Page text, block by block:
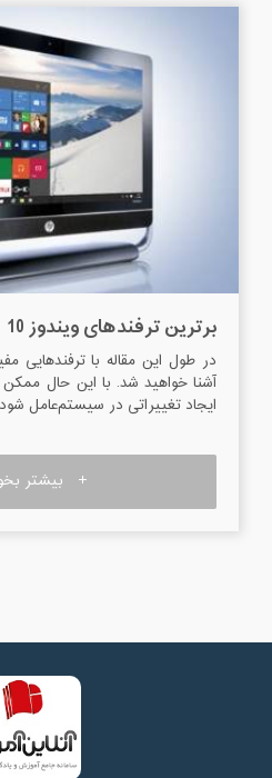
برترین ترفندهای ویندوز 10
در طول این مقاله با ترفندهایی
آشنا خواهید شد. با این حال
ایجاد تغییراتی در سیستم‌عامل
بیشتر